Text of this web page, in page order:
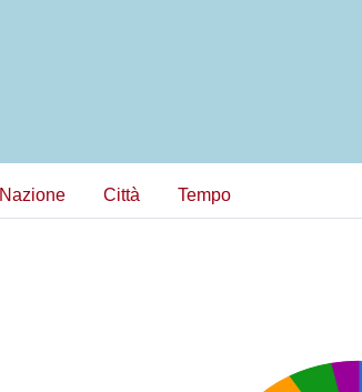
Nazione Città Tempo